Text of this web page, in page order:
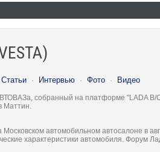
Статьи · Интервью · Фото · Видео
собранный на платформе "LADA B/
Маттин.
автомобильном автосалоне в
характеристики автомобиля.